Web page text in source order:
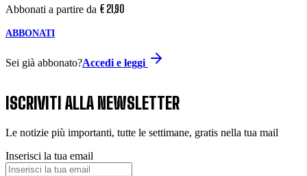
Abbonati a partire da € 21,90
ABBONATI
Sei già abbonato?Accedi e leggi
ISCRIVITI ALLA NEWSLETTER
Le notizie più importanti, tutte le settimane, gratis nella tua mail
Inserisci la tua email